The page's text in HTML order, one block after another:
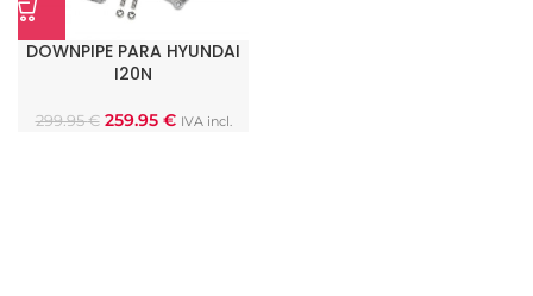
DOWNPIPE PARA HYUNDAI
I20N
299.95€ 259.95 € IVA incl.